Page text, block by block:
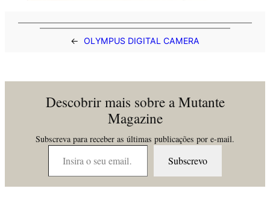
← OLYMPUS DIGITAL CAMERA
Descobrir mais sobre a Mutante
Magazine
Subscreva para receber as últimas publicações por e-mail.
Insira o seu email…
Subscrevo